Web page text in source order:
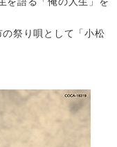
祭り唄として「小松